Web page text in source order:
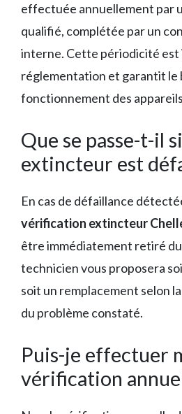
effectuée annuellement par
qualifié, complétée par un
interne. Cette périodicité est
réglementation et garantit le
fonctionnement des
Que se passe-t-il
extincteur est
En cas de défaillance
vérification extincteur
être immédiatement retiré
technicien vous proposera
soit un remplacement selon
du problème constaté.
Puis-je effectuer
vérification